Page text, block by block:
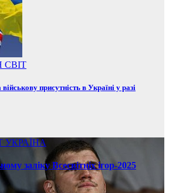
СВІТ
присутність в Україні у разі
УКРАЇНА
заліку Всесвітніх ігор-2025